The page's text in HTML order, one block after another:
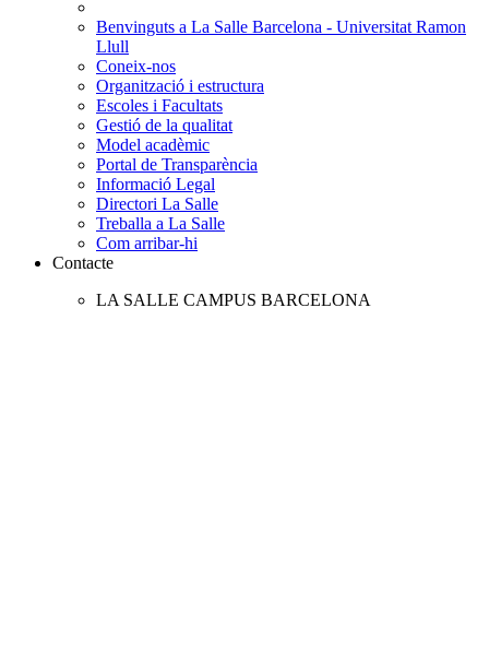
Benvinguts a La Salle Barcelona - Universitat Ramon
Llull
Coneix-nos
Organització i estructura
Escoles i Facultats
Gestió de la qualitat
Model acadèmic
Portal de Transparència
Informació Legal
Directori La Salle
Treballa a La Salle
Com arribar-hi
Contacte
LA SALLE CAMPUS BARCELONA